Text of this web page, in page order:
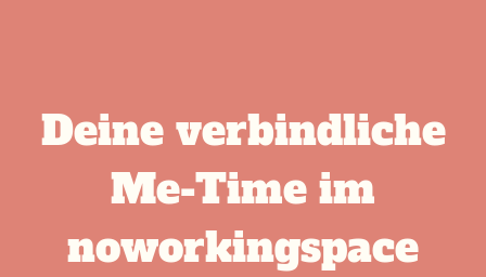
Deine verbindliche
Me-Time im
noworkingspace